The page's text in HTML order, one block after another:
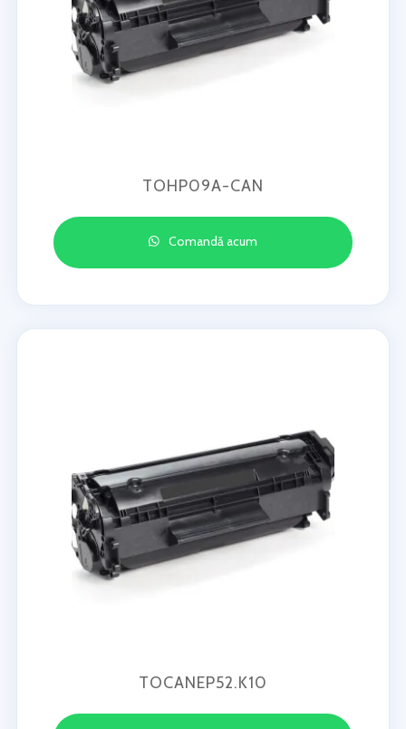
TOHP09A-CAN
Comandă acum
TOCANEP52.K10